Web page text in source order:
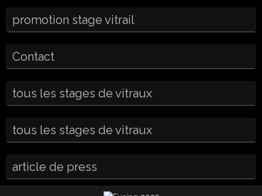
promotion stage vitrail
Contact
tous les stages de vitraux
tous les stages de vitraux
article de press